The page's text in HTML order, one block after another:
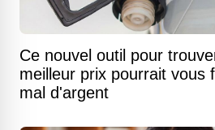
Ce nouvel outil pour
meilleur prix pourrait vous
mal d'argent